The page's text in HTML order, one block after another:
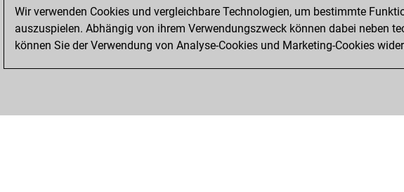
Dienstag, April
You created
Wir verwenden Cookies und vergleichbare Technologien, um bestimmte
auszuspielen. Abhängig von ihrem Verwendungszweck können dabei neben
können Sie der Verwendung von Analyse-Cookies und Marketing-Cookies